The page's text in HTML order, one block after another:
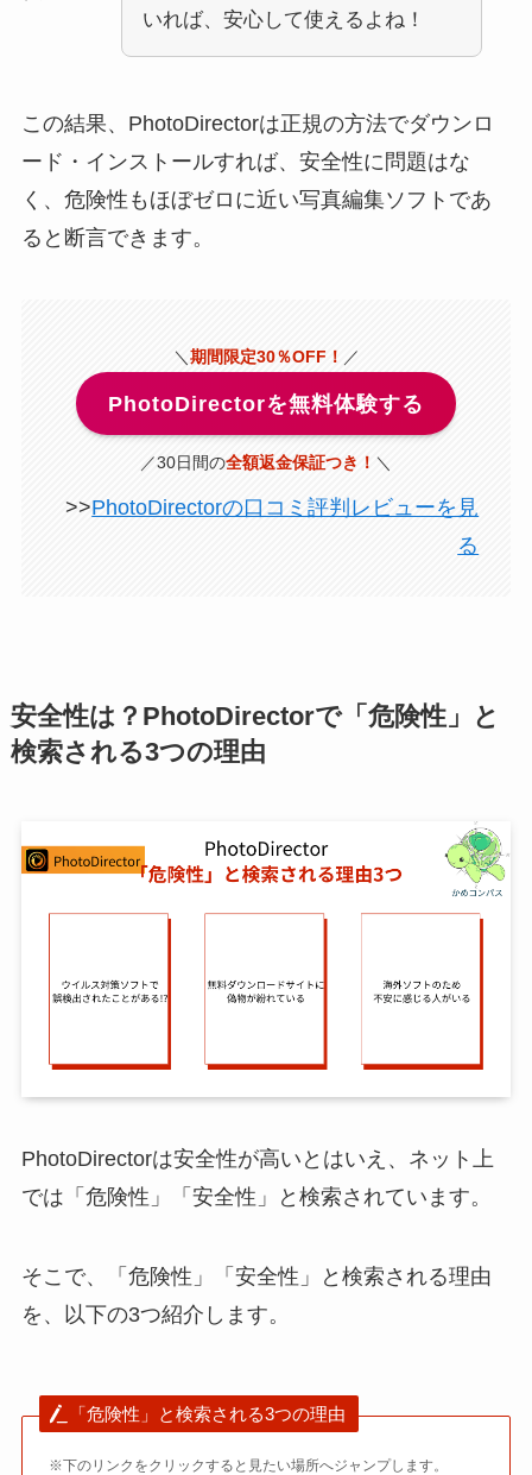
いれば、安心して使えるよね！
この結果、PhotoDirectorは正規の方法でダウンロ
ード・インストールすれば、安全性に問題はな
く、危険性もほぼゼロに近い写真編集ソフトであ
ると断言できます。
＼期間限定30％OFF！ ／
PhotoDirectorを無料体験する
／30日間の全額返金保証つき！ ＼
>>PhotoDirectorの口コミ評判レビューを見
る
安全性は？PhotoDirectorで「危険性」と
検索される3つの理由
PhotoDirectorは安全性が高いとはいえ、ネット上
では「危険性」「安全性」と検索されています。
そこで、「危険性」「安全性」と検索される理由
を、以下の3つ紹介します。
「危険性」と検索される3つの理由
※下のリンクをクリックすると見たい場所へジャンプします。